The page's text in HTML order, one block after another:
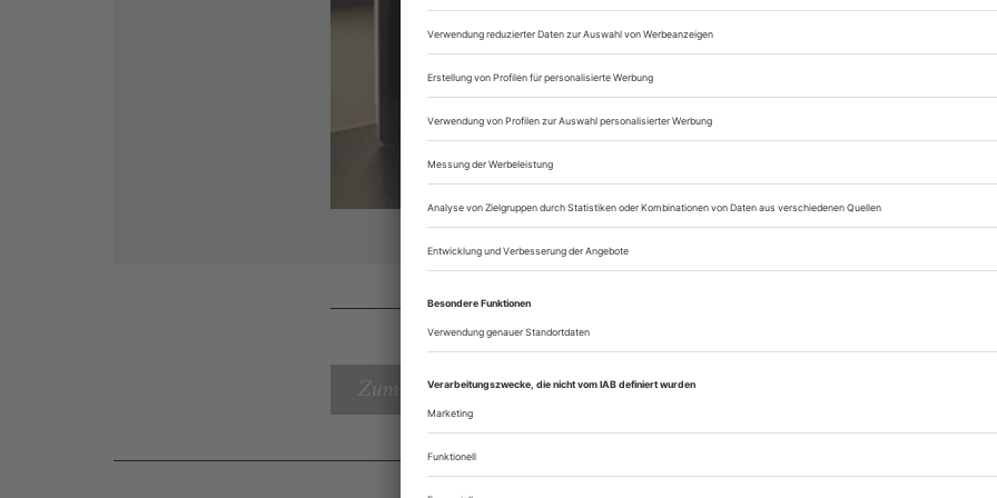
Opernwelt
sofort nutzen
Digital-Abo testen
Zum Inhaltsverzeichnis